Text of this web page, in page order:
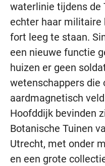
waterlinie tijdens de
echter haar militaire
fort leeg te staan.
een nieuwe functie
huizen er geen
wetenschappers die
aardmagnetisch
Hoofddijk bevinden
Botanische Tuinen
Utrecht, met onder
en een grote